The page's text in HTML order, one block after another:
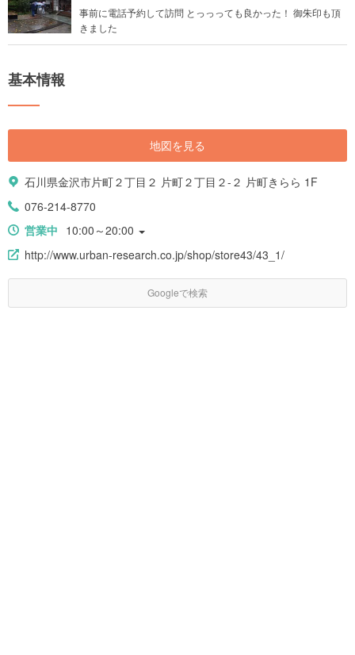
事前に電話予約して訪問 とっっっても良かった！ 御朱印も頂
きました
基本情報
地図を見る
石川県金沢市片町２丁目２ 片町２丁目２-２ 片町きらら 1F
076-214-8770
営業中 10:00～20:00
http://www.urban-research.co.jp/shop/store43/43_1/
Googleで検索